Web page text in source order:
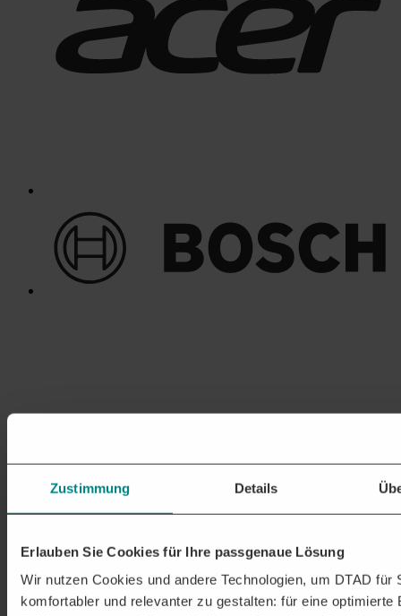
Zustimmung Details
Erlauben Sie Cookies für Ihre passgenaue Lösung
Wir nutzen Cookies und andere Technologien, um DTAD für
komfortabler und relevanter zu gestalten: für eine optimierte